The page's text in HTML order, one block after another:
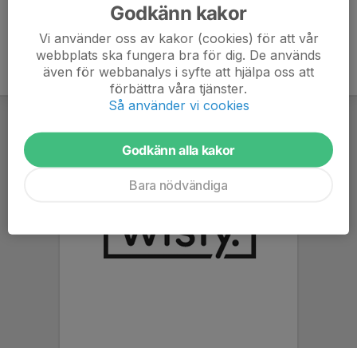
Godkänn kakor
Vi använder oss av kakor (cookies) för att vår
webbplats ska fungera bra för dig. De används
även för webbanalys i syfte att hjälpa oss att
förbättra våra tjänster.
Så använder vi cookies
Godkänn alla kakor
Bara nödvändiga